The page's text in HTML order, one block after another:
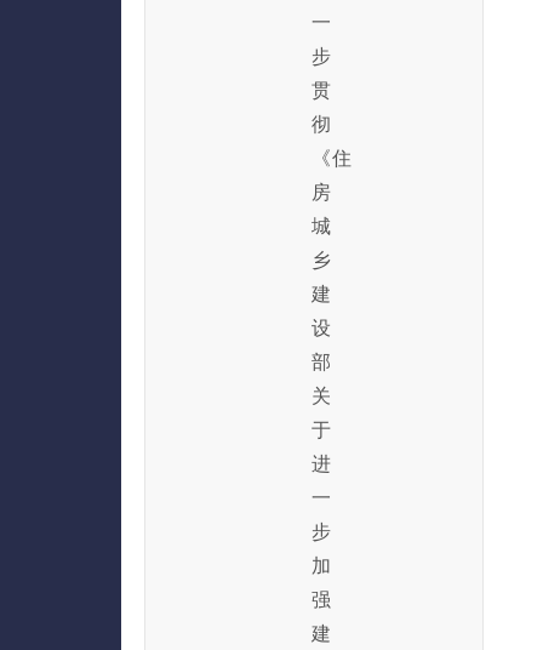
一
步
贯
彻
《住
房
城
乡
建
设
部
关
于
进
一
步
加
强
建